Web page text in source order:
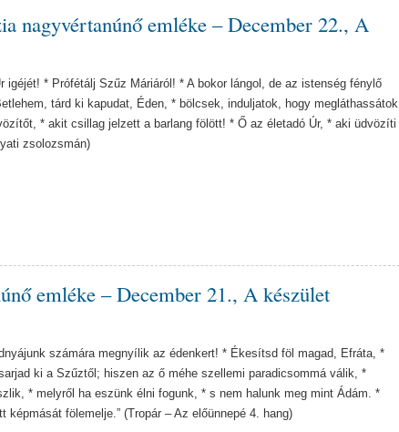
nagyvértanúnő emléke – December 22., A
igéjét! * Prófétálj Szűz Máriáról! * A bokor lángol, de az istenség fénylő
tárd ki kapudat, Éden, * bölcsek, induljatok, hogy megláthassátok
* akit csillag jelzett a barlang fölött! * Ő az életadó Úr, * aki üdvözíti
zsolozsmán)
emléke – December 21., A készület
számára megnyílik az édenkert! * Ékesítsd föl magad, Efráta, *
ki a Szűztől; hiszen az ő méhe szellemi paradicsommá válik, *
* melyről ha eszünk élni fogunk, * s nem halunk meg mint Ádám. *
képmását fölemelje.” (Tropár – Az előünnepé 4. hang)